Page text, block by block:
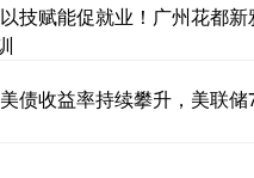
技赋能促就业！广州花都
债收益率持续攀升，美联